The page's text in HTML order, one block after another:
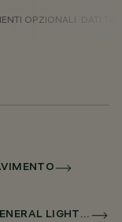
OPZIONALI
LIBERA SYSTEM - MODULI LUMINOSI GENERAL LIGHTING SENZA SCHERMO